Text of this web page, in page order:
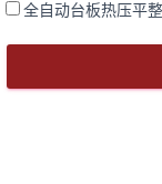
全自动台板热压平